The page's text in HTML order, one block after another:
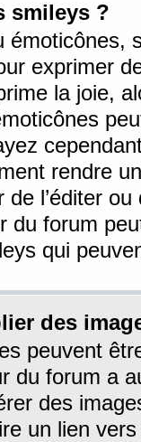
smileys ?
émoticônes,
exprimer
la joie,
rendre
de l’éditer
du forum
qui
des
peuvent
du forum a
des
un lien